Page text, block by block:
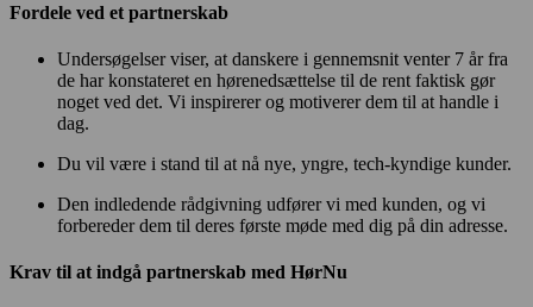
Fordele ved et partnerskab
Undersøgelser viser, at danskere i gennemsnit venter 7 år fra
de har konstateret en hørenedsættelse til de rent faktisk gør
noget ved det. Vi inspirerer og motiverer dem til at handle i
dag.
Du vil være i stand til at nå nye, yngre, tech-kyndige kunder.
Den indledende rådgivning udfører vi med kunden, og vi
forbereder dem til deres første møde med dig på din adresse.
Krav til at indgå partnerskab med HørNu